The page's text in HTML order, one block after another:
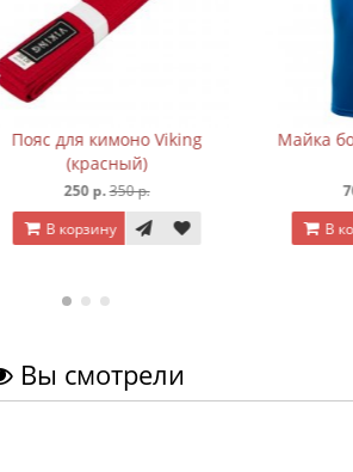
Пояс для кимоно Viking
(красный)
250 р.350 р.
В корзину
Майка
В
Вы смотрели